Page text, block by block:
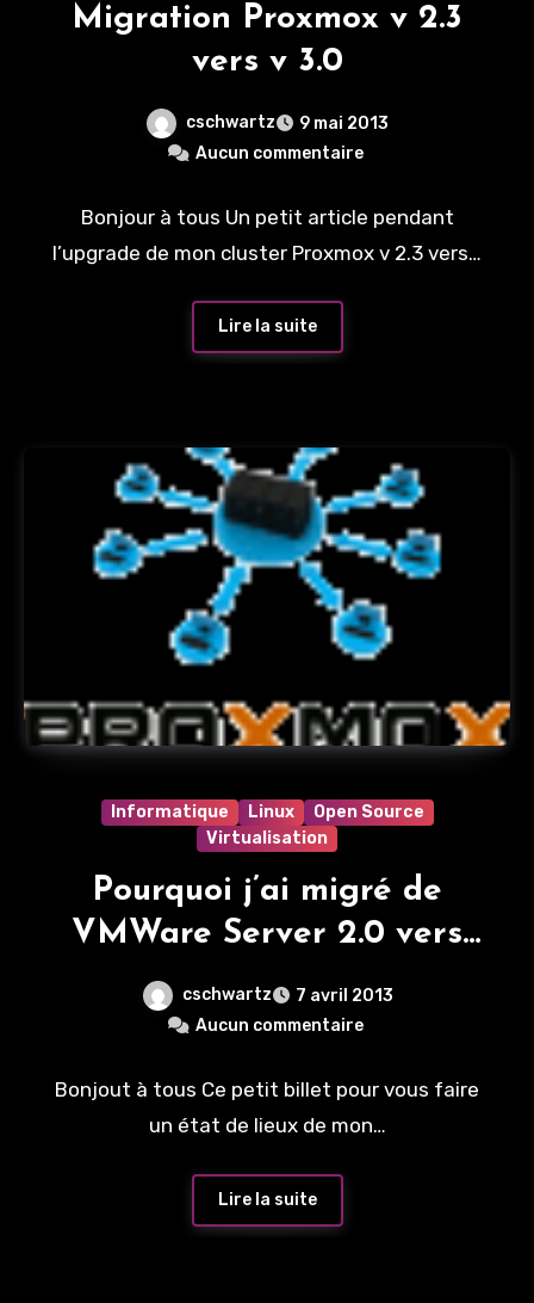
Migration Proxmox v 2.3
vers v 3.0
cschwartz
9 mai 2013
Aucun commentaire
Bonjour à tous Un petit article pendant
l’upgrade de mon cluster Proxmox v 2.3 vers…
Lire la suite
Informatique Linux
Open Source
Virtualisation
Pourquoi j’ai migré de
VMWare Server 2.0 vers
cschwartz
7 avril 2013
Aucun commentaire
Bonjout à tous Ce petit billet pour vous faire
un état de lieux de mon…
Lire la suite